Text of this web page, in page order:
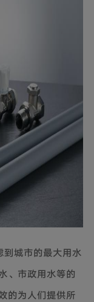
到城市的最大用水
、市政用水等的
的为人们提供所